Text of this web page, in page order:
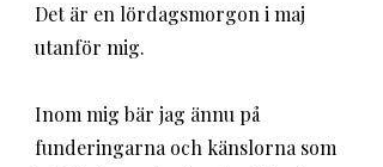
Det är en lördagsmorgon i maj
utanför mig.
Inom mig bär jag ännu på
funderingarna och känslorna som